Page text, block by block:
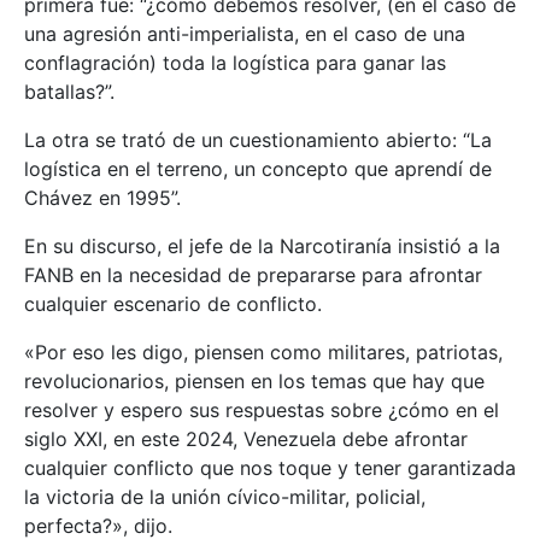
una agresión anti-imperialista, en el caso de una
conflagración) toda la logística para ganar las
batallas?”.
La otra se trató de un cuestionamiento abierto: “La
logística en el terreno, un concepto que aprendí de
Chávez en 1995”.
En su discurso, el jefe de la Narcotiranía insistió a la
FANB en la necesidad de prepararse para afrontar
cualquier escenario de conflicto.
«Por eso les digo, piensen como militares, patriotas,
revolucionarios, piensen en los temas que hay que
resolver y espero sus respuestas sobre ¿cómo en el
siglo XXI, en este 2024, Venezuela debe afrontar
cualquier conflicto que nos toque y tener garantizada
la victoria de la unión cívico-militar, policial,
perfecta?», dijo.